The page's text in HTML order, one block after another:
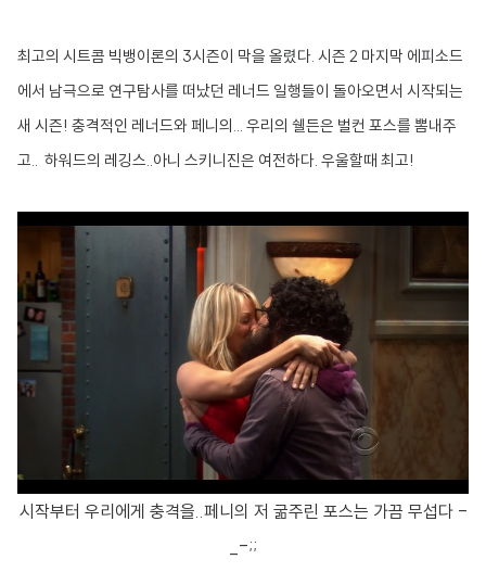
최고의 시트콤 빅뱅이론의 3시즌이 막을 올렸다. 시즌 2 마지막 에피소드
에서 남극으로 연구탐사를 떠났던 레너드 일행들이 돌아오면서 시작되는
새 시즌! 충격적인 레너드와 페니의... 우리의 쉘든은 벌컨 포스를 뽐내주
고.. 하워드의 레깅스..아니 스키니진은 여전하다. 우울할때 최고!
시작부터 우리에게 충격을..페니의 저 굶주린 포스는 가끔 무섭다 -
_-;;